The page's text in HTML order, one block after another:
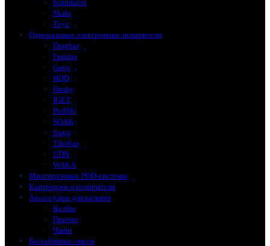
Scandalist
Skala
Toyz
Одноразовые электронные испарители
Dragbar
Fummo
Gang
HQD
Husky
IGET
PuffMi
SOAK
Swog
Tikobar
UDN
WAKA
Многоразовые POD-системы
Картриджи и испарители
Аксессуары для кальяна
Колбы
Прочее
Чаши
Бестабачные смеси